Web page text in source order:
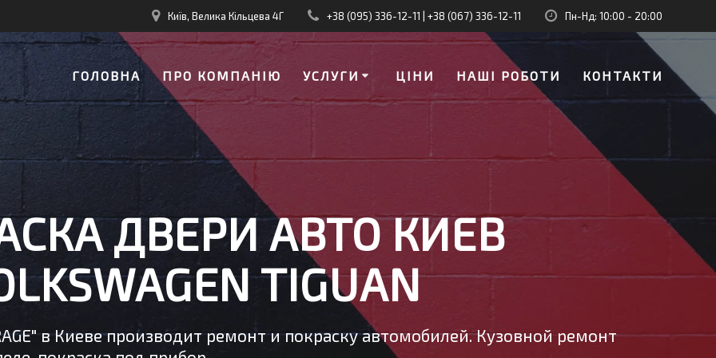
Київ, Велика Кільцева 4Г +38 (095) 336-12-11 +38 (067) 336-12-11 Пн-Нд: 10:00 - 20:00
ГОЛОВНА ПРО КОМПАНІЮ УСЛУГИ ЦІНИ НАШІ РОБОТИ КОНТАКТИ
ДВЕРИ АВТО КИЕВ
TIGUAN
в Киеве производит ремонт и покраску автомобилей. Кузовной ремонт